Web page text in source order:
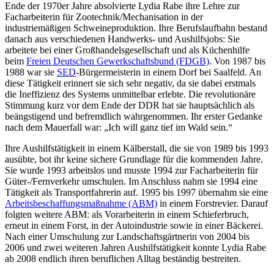
Ende der 1970er Jahre absolvierte Lydia Rabe ihre Lehre zur
Facharbeiterin für Zootechnik/Mechanisation in der
industriemäßigen Schweineproduktion. Ihre Berufslaufbahn bestand
danach aus verschiedenen Handwerks- und Aushilfsjobs: Sie
arbeitete bei einer Großhandelsgesellschaft und als Küchenhilfe
beim Freien Deutschen Gewerkschaftsbund (FDGB). Von 1987 bis
1988 war sie SED-Bürgermeisterin in einem Dorf bei Saalfeld. An
diese Tätigkeit erinnert sie sich sehr negativ, da sie dabei erstmals
die Ineffizienz des Systems unmittelbar erlebte. Die revolutionäre
Stimmung kurz vor dem Ende der DDR hat sie hauptsächlich als
beängstigend und befremdlich wahrgenommen. Ihr erster Gedanke
nach dem Mauerfall war: „Ich will ganz tief im Wald sein.“
Ihre Aushilfstätigkeit in einem Kälberstall, die sie von 1989 bis 1993
ausübte, bot ihr keine sichere Grundlage für die kommenden Jahre.
Sie wurde 1993 arbeitslos und musste 1994 zur Facharbeiterin für
Güter-/Fernverkehr umschulen. Im Anschluss nahm sie 1994 eine
Tätigkeit als Transportfahrerin auf. 1995 bis 1997 übernahm sie eine
Arbeitsbeschaffungsmaßnahme (ABM) in einem Forstrevier. Darauf
folgten weitere ABM: als Vorarbeiterin in einem Schieferbruch,
erneut in einem Forst, in der Autoindustrie sowie in einer Bäckerei.
Nach einer Umschulung zur Landschaftsgärtnerin von 2004 bis
2006 und zwei weiteren Jahren Aushilfstätigkeit konnte Lydia Rabe
ab 2008 endlich ihren beruflichen Alltag beständig bestreiten.